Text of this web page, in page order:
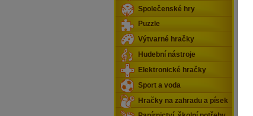
Společenské hry
Puzzle
Výtvarné hračky
Hudební nástroje
Elektronické hračky
Sport a voda
Hračky na zahradu a písek